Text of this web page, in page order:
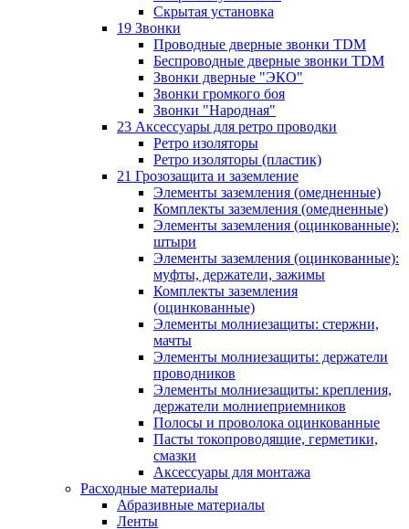
Скрытая установка
19 Звонки
Проводные дверные звонки TDM
Беспроводные дверные звонки TDM
Звонки дверные "ЭКО"
Звонки громкого боя
Звонки "Народная"
23 Аксессуары для ретро проводки
Ретро изоляторы
Ретро изоляторы (пластик)
21 Грозозащита и заземление
Элементы заземления (омедненные)
Комплекты заземления (омедненные)
Элементы заземления (оцинкованные):
штыри
Элементы заземления (оцинкованные):
муфты, держатели, зажимы
Комплекты заземления
(оцинкованные)
Элементы молниезащиты: стержни,
мачты
Элементы молниезащиты: держатели
проводников
Элементы молниезащиты: крепления,
держатели молниеприемников
Полосы и проволока оцинкованные
Пасты токопроводящие, герметики,
смазки
Аксессуары для монтажа
Расходные материалы
Абразивные материалы
Ленты